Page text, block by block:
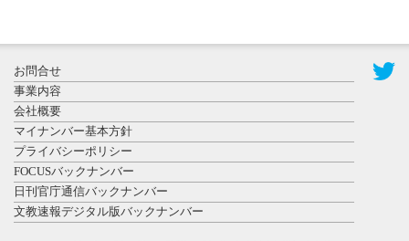
登録有形文
化財となっ
た東北大植
物園八...
お問合せ
事業内容
会社概要
マイナンバー基本方針
プライバシーポリシー
FOCUSバックナンバー
日刊官庁通信バックナンバー
文教速報デジタル版バックナンバー